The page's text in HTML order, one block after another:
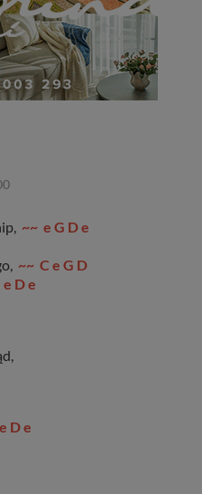
~~ e G D e
~~ C e G D
D e
D e